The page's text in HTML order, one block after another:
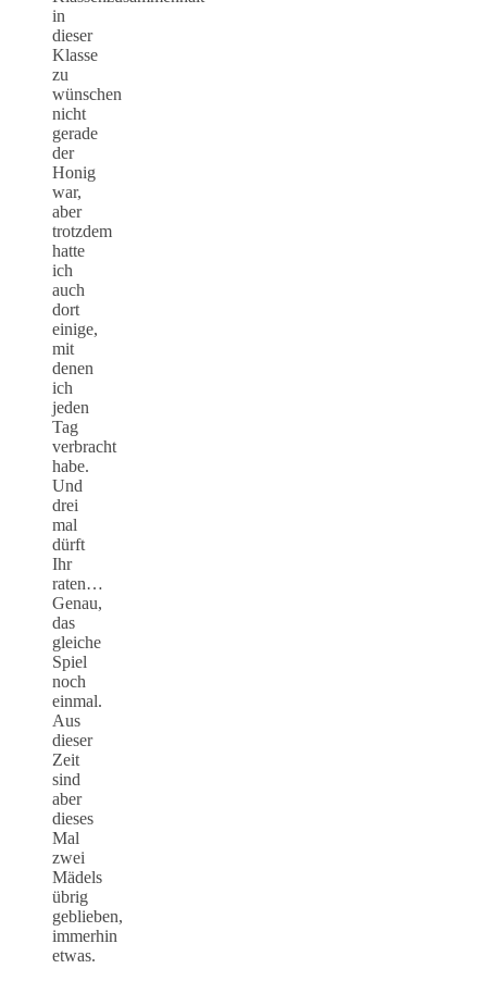
in
dieser
Klasse
zu
wünschen
nicht
gerade
der
Honig
war,
aber
trotzdem
hatte
ich
auch
dort
einige,
mit
denen
ich
jeden
Tag
verbracht
habe.
Und
drei
mal
dürft
Ihr
raten…
Genau,
das
gleiche
Spiel
noch
einmal.
Aus
dieser
Zeit
sind
aber
dieses
Mal
zwei
Mädels
übrig
geblieben,
immerhin
etwas.